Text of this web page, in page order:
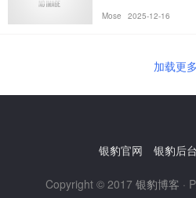
Mose 2025-12-16
加载更多
银豹官网 银豹后台
Copyright © 2017 银豹博客 ·